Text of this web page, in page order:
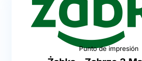
Punto de impresión